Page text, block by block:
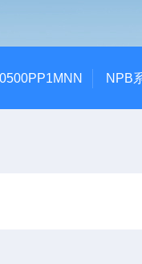
NPB